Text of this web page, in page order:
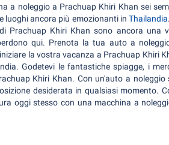
a noleggio a Prachuap Khiri Khan sei
luoghi ancora più emozionanti in Thailandia
Prachuap Khiri Khan sono ancora una
qui. Prenota la tua auto a
la vostra vacanza a Prachuap Khiri
Godetevi le fantastiche spiagge, i
Khiri Khan. Con un'auto a noleggio
desiderata in qualsiasi momento.
oggi stesso con una macchina a